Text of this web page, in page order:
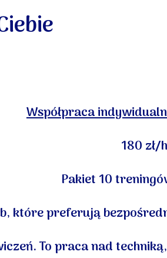
Współpraca
180 zł/h
Pakiet 10
które preferują
To praca nad